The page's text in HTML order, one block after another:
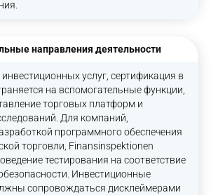
направления деятельности
услуг, сертификация в
на вспомогательные функции,
торговых платформ и
Для компаний,
программного обеспечения
торговли, Finansinspektionen
тестирования на соответствие
Инвестиционные
сопровождаться дисклеймерами